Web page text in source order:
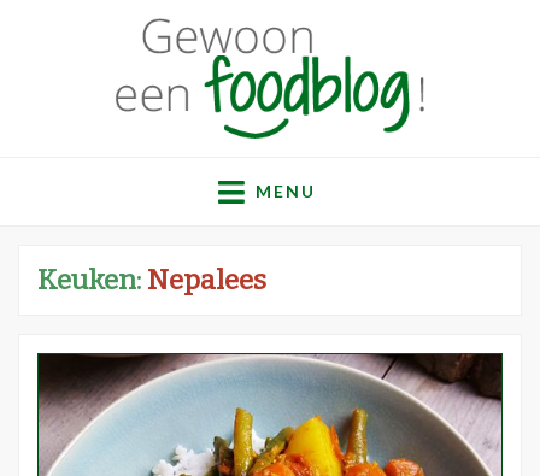
Gewoon een
foodblog!
recepten
MENU
Keuken: Nepalees